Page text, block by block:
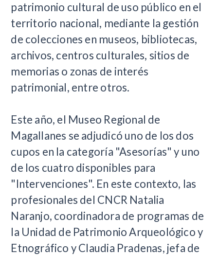
patrimonio cultural de uso público en el
territorio nacional, mediante la gestión
de colecciones en museos, bibliotecas,
archivos, centros culturales, sitios de
memorias o zonas de interés
patrimonial, entre otros.
Este año, el Museo Regional de
Magallanes se adjudicó uno de los dos
cupos en la categoría "Asesorías" y uno
de los cuatro disponibles para
"Intervenciones". En este contexto, las
profesionales del CNCR Natalia
Naranjo, coordinadora de programas de
la Unidad de Patrimonio Arqueológico y
Etnográfico y Claudia Pradenas, jefa de